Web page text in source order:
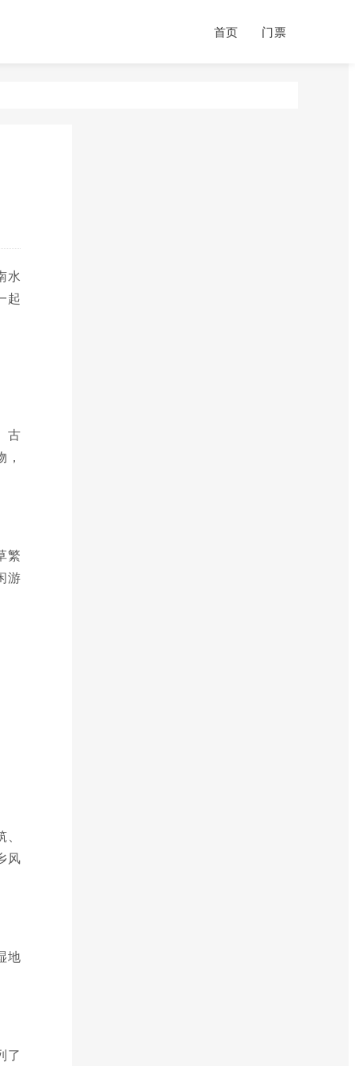
首页 门票
水
起
古
繁
游
风
地
了